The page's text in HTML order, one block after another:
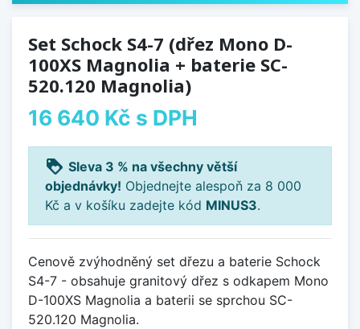
Set Schock S4-7 (dřez Mono D-
100XS Magnolia + baterie SC-
520.120 Magnolia)
16 640 Kč s DPH
loyalty Sleva 3 % na všechny větší
objednávky! Objednejte alespoň za 8 000
Kč a v košíku zadejte kód MINUS3.
Cenově zvýhodněný set dřezu a baterie Schock
S4-7 - obsahuje granitový dřez s odkapem Mono
D-100XS Magnolia a baterii se sprchou SC-
520.120 Magnolia.